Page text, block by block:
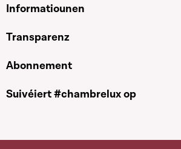
Informatiounen
Transparenz
Abonnement
Suivéiert #chambrelux op